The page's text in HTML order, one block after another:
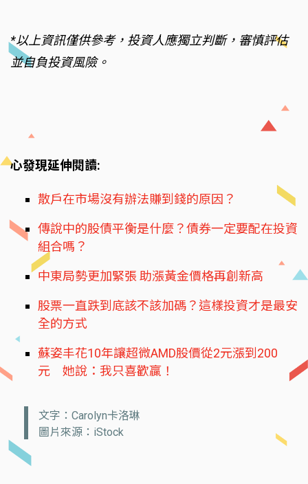
*以上資訊僅供參考，投資人應獨立判斷，審慎評估
並自負投資風險。
心發現延伸閱讀:
散戶在市場沒有辦法賺到錢的原因？
傳說中的股債平衡是什麼？債券一定要配在投資
組合嗎？
中東局勢更加緊張 助漲黃金價格再創新高
股票一直跌到底該不該加碼？這樣投資才是最安
全的方式
蘇姿丰花10年讓超微AMD股價從2元漲到200
元 她說：我只喜歡贏！
文字：Carolyn卡洛琳
圖片來源：iStock